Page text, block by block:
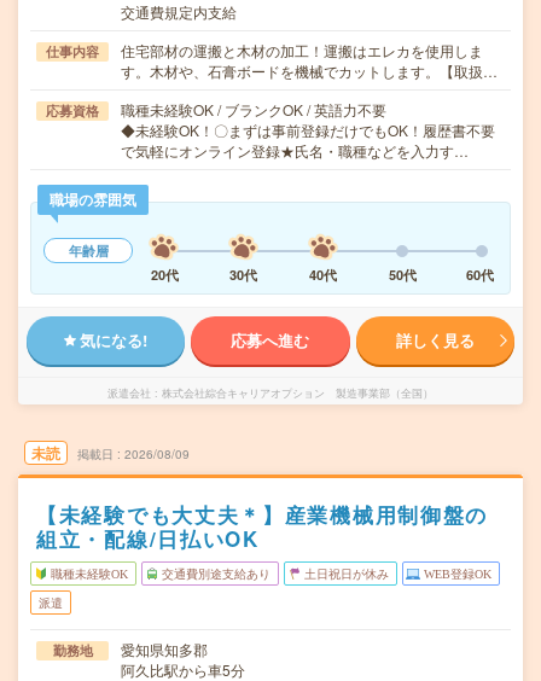
交通費規定内支給
仕事内容
住宅部材の運搬と木材の加工！運搬はエレカを使用しま
す。木材や、石膏ボードを機械でカットします。【取扱…
応募資格
職種未経験OK / ブランクOK / 英語力不要
◆未経験OK！〇まずは事前登録だけでもOK！履歴書不要
で気軽にオンライン登録★氏名・職種などを入力す…
職場の雰囲気
年齢層
20代
30代 40代 50代 60代
気になる! 応募へ進む 詳しく見る
派遣会社 株式会社綜合キャリアオプション 製造事業部（全国）
未読 掲載日 2026/08/09
【未経験でも大丈夫＊】産業機械用制御盤の
組立・配線/日払いOK
職種未経験OK 交通費別途支給あり 土日祝日が休み WEB登録OK
派遣
勤務地
愛知県知多郡
阿久比駅から車5分